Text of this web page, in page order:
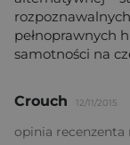
pełnoprawnych
samotności na
Crouch 12/11/2015
opinia